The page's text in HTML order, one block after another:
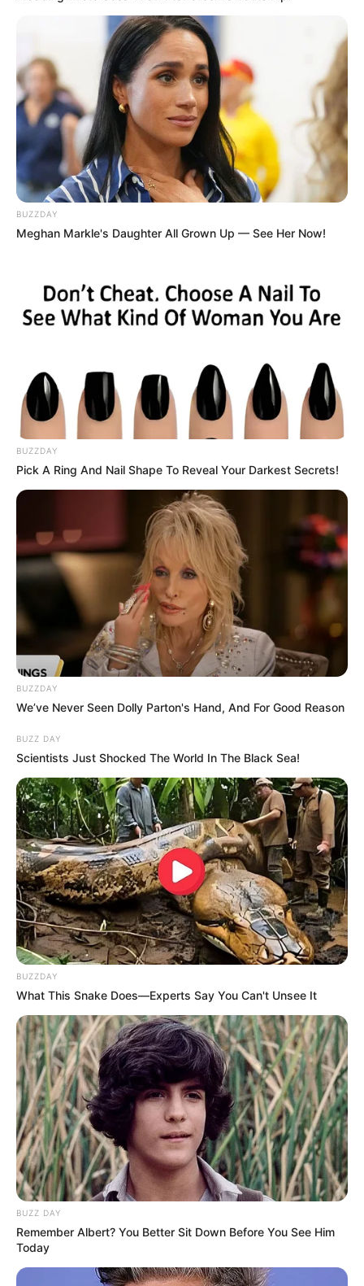
BUZZDAY
Meghan Markle's Daughter All Grown Up — See Her Now!
BUZZDAY
Pick A Ring And Nail Shape To Reveal Your Darkest Secrets!
BUZZDAY
We’ve Never Seen Dolly Parton's Hand, And For Good Reason
BUZZ DAY
Scientists Just Shocked The World In The Black Sea!
BUZZDAY
What This Snake Does—Experts Say You Can't Unsee It
BUZZ DAY
Remember Albert? You Better Sit Down Before You See Him
Today